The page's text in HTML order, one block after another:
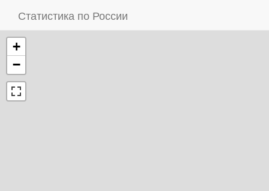
Статистика по России
+
−